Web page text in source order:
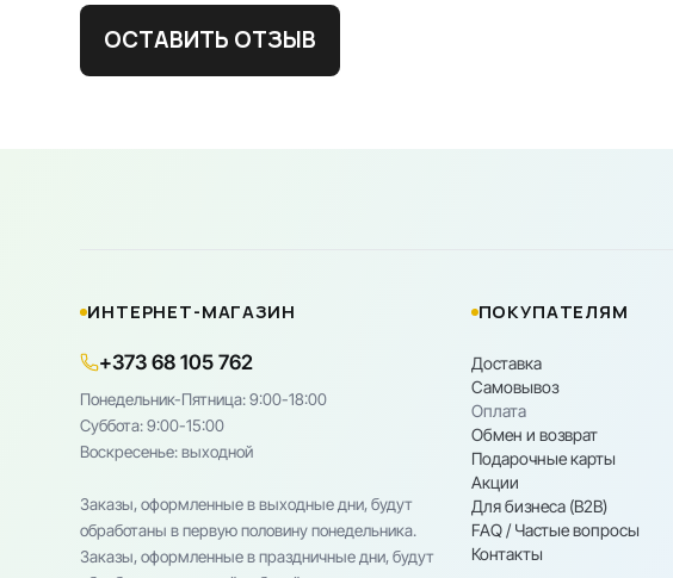
ОСТАВИТЬ ОТЗЫВ
ИНТЕРНЕТ-МАГАЗИН
+373 68 105 762
Понедельник-Пятница: 9:00-18:00
Cуббота: 9:00-15:00
Воскресенье: выходной
Заказы, оформленные в выходные дни, будут
обработаны в первую половину понедельника.
Заказы, оформленные в праздничные дни, будут
ПОКУПАТЕЛЯМ
Доставка
Самовывоз
Оплата
Обмен и возврат
Подарочные карты
Акции
Для бизнеса (B2B)
FAQ / Частые вопросы
Контакты